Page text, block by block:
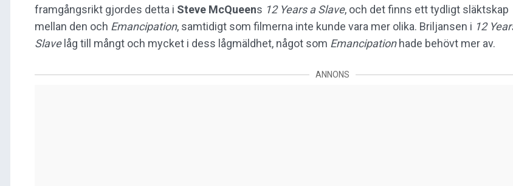
framgångsrikt gjordes detta i Steve McQueens 12 Years a Slave, och det finns ett tydligt släktskap
mellan den och Emancipation, samtidigt som filmerna inte kunde vara mer olika. Briljansen i 12
Slavelåg till mångt och mycket i dess lågmäldhet, något som Emancipationhade behövt mer av.
ANNONS